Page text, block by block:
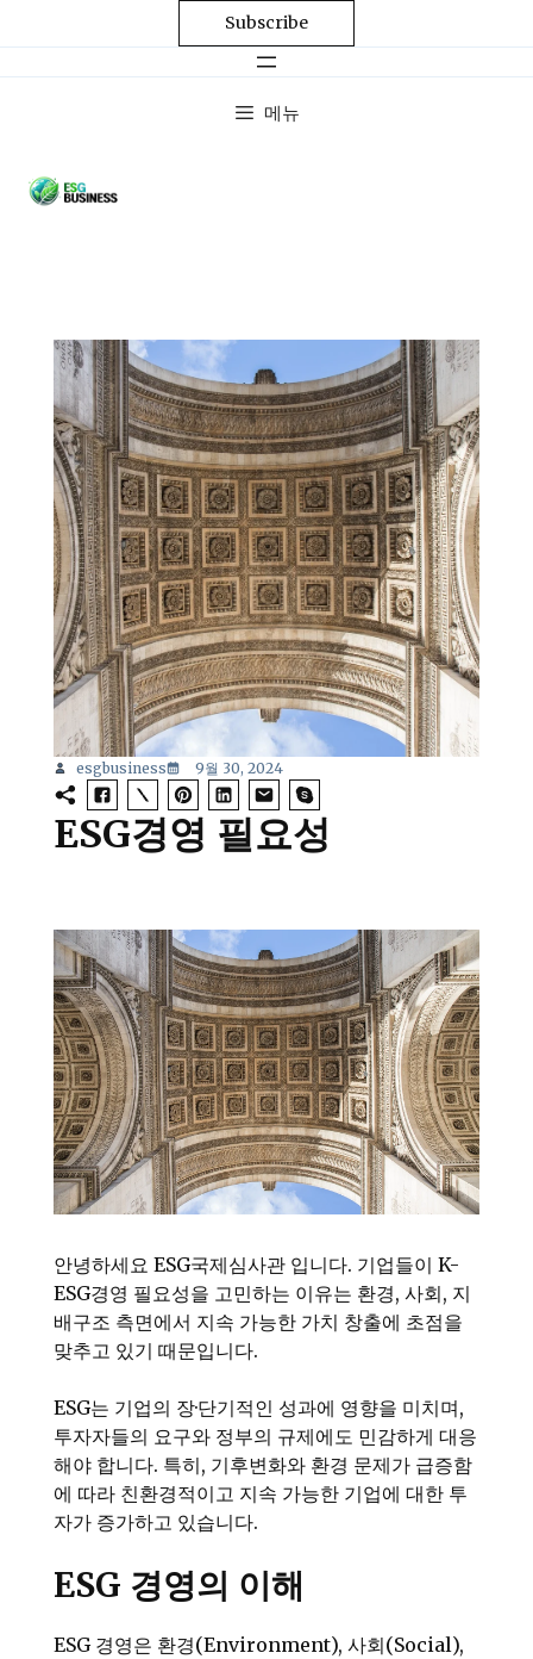
Subscribe
메뉴
esgbusiness 9월 30, 2024
ESG경영 필요성
안녕하세요 ESG국제심사관 입니다. 기업들이 K-
ESG경영 필요성을 고민하는 이유는 환경, 사회, 지
배구조 측면에서 지속 가능한 가치 창출에 초점을
맞추고 있기 때문입니다.
ESG는 기업의 장·단기적인 성과에 영향을 미치며,
투자자들의 요구와 정부의 규제에도 민감하게 대응
해야 합니다. 특히, 기후변화와 환경 문제가 급증함
에 따라 친환경적이고 지속 가능한 기업에 대한 투
자가 증가하고 있습니다.
ESG 경영의 이해
ESG 경영은 환경(Environment), 사회(Social),